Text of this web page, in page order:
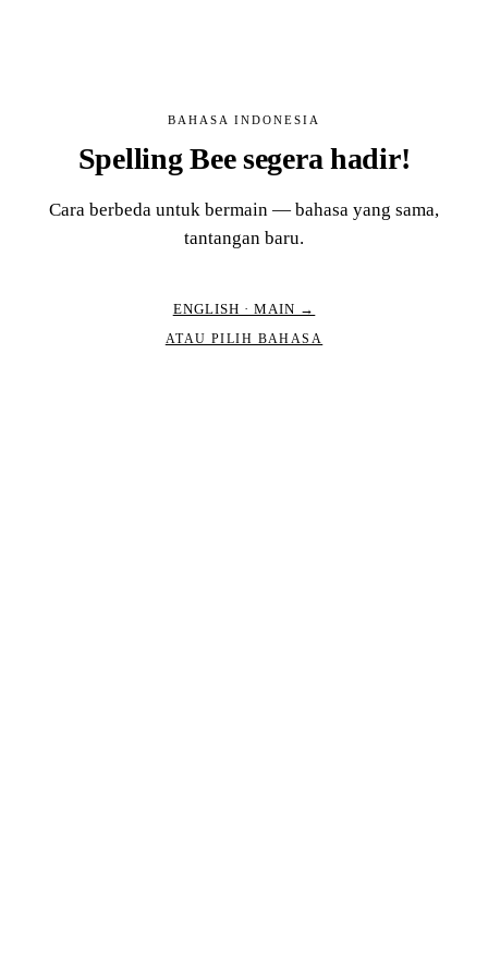
BAHASA INDONESIA
Spelling Bee segera hadir!
Cara berbeda untuk bermain — bahasa yang sama,
tantangan baru.
ENGLISH · MAIN →
ATAU PILIH BAHASA